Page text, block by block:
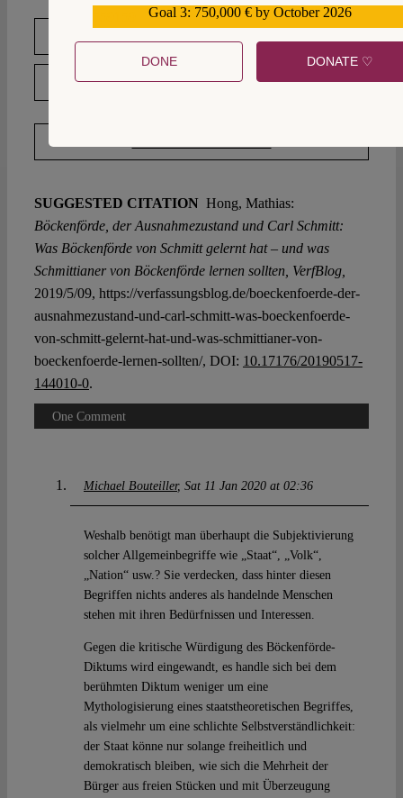
LICENSED UNDER CC BY-NC-ND 4.0
SUGGESTED CITATION Hong, Mathias:
Böckenförde, der Ausnahmezustand und Carl Schmitt:
Was Böckenförde von Schmitt gelernt hat – und was
Schmittianer von Böckenförde lernen sollten, VerfBlog,
2019/5/09, https://verfassungsblog.de/boeckenfoerde-der-
ausnahmezustand-und-carl-schmitt-was-boeckenfoerde-
von-schmitt-gelernt-hat-und-was-schmittianer-von-
boeckenfoerde-lernen-sollten/, DOI: 10.17176/20190517-
144010-0.
One Comment
Michael Bouteiller Sat 11 Jan 2020 at 02:36
Weshalb benötigt man überhaupt die Subjektivierung
solcher Allgemeinbegriffe wie „Staat“, „Volk“,
„Nation“ usw.? Sie verdecken, dass hinter diesen
Begriffen nichts anderes als handelnde Menschen
stehen mit ihren Bedürfnissen und Interessen.
Gegen die kritische Würdigung des Böckenförde-
Diktums wird eingewandt, es handle sich bei dem
berühmten Diktum weniger um eine
Mythologisierung eines staatstheoretischen Begriffes,
als vielmehr um eine schlichte Selbstverständlichkeit:
der Staat könne nur solange freiheitlich und
demokratisch bleiben, wie sich die Mehrheit der
Bürger aus freien Stücken und mit Überzeugung
Goal 3: 750,000 € by October 2026
DONE DONATE ♡